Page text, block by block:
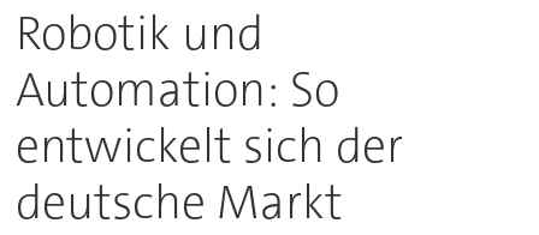
Robotik und
Automation: So
entwickelt sich der
deutsche Markt